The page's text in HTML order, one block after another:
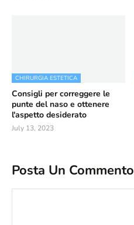
CHIRURGIA ESTETICA
Consigli per correggere le
punte del naso e ottenere
l'aspetto desiderato
July 13, 2023
Posta Un Commento